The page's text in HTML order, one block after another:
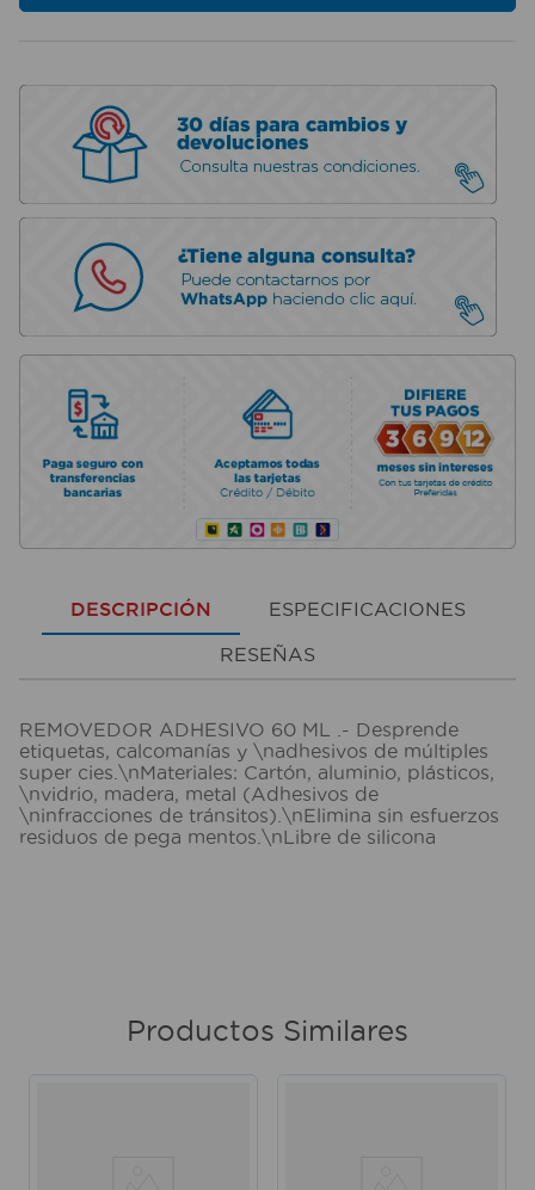
DESCRIPCIÓN ESPECIFICACIONES
RESEÑAS
REMOVEDOR ADHESIVO 60 ML .- Desprende
etiquetas, calcomanías y \nadhesivos de múltiples
super cies.\nMateriales: Cartón, aluminio, plásticos,
\nvidrio, madera, metal (Adhesivos de
\ninfracciones de tránsitos).\nElimina sin esfuerzos
residuos de pega mentos.\nLibre de silicona
Productos Similares